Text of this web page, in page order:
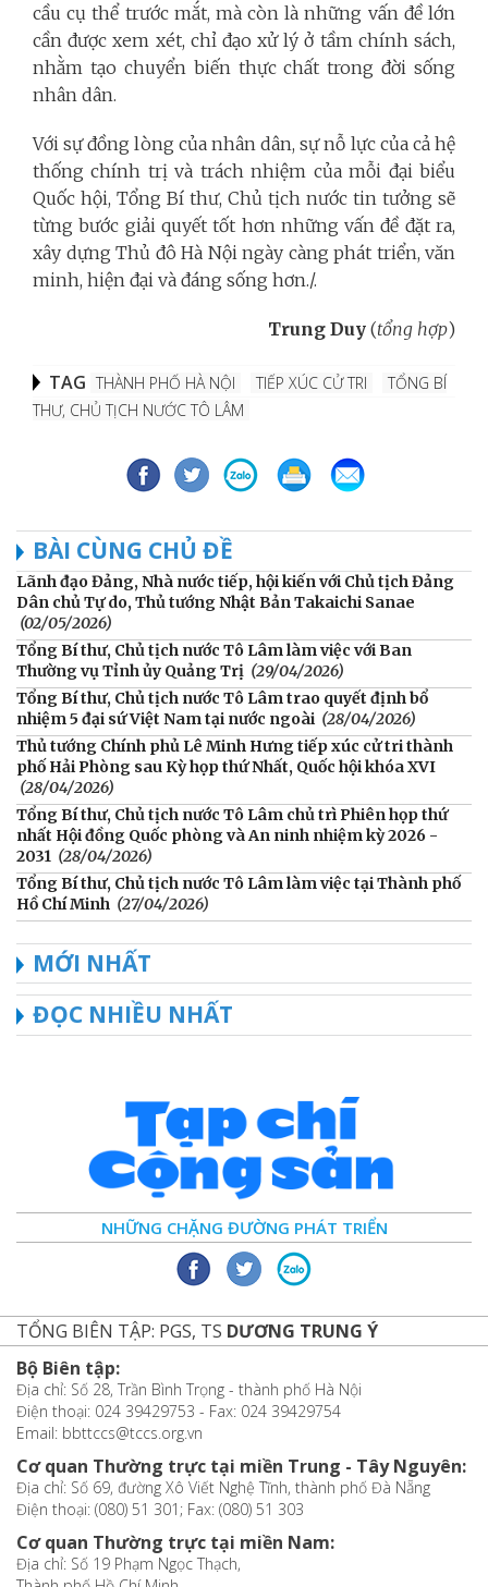
cầu cụ thể trước mắt, mà còn là những vấn đề lớn
cần được xem xét, chỉ đạo xử lý ở tầm chính sách,
nhằm tạo chuyển biến thực chất trong đời sống
nhân dân.
Với sự đồng lòng của nhân dân, sự nỗ lực của cả hệ
thống chính trị và trách nhiệm của mỗi đại biểu
Quốc hội, Tổng Bí thư, Chủ tịch nước tin tưởng sẽ
từng bước giải quyết tốt hơn những vấn đề đặt ra,
xây dựng Thủ đô Hà Nội ngày càng phát triển, văn
minh, hiện đại và đáng sống hơn./.
Trung Duy (tổng hợp)
TAG THÀNH PHỐ HÀ NỘI TIẾP XÚC CỬ TRI
TỔNG BÍ
THƯ, CHỦ TỊCH NƯỚC TÔ LÂM
BÀI CÙNG CHỦ ĐỀ
Lãnh đạo Đảng, Nhà nước tiếp, hội kiến với Chủ tịch Đảng
Dân chủ Tự do, Thủ tướng Nhật Bản Takaichi Sanae
(02/05/2026)
Tổng Bí thư, Chủ tịch nước Tô Lâm làm việc với Ban
Thường vụ Tỉnh ủy Quảng Trị (29/04/2026)
Tổng Bí thư, Chủ tịch nước Tô Lâm trao quyết định bổ
nhiệm 5 đại sứ Việt Nam tại nước ngoài (28/04/2026)
Thủ tướng Chính phủ Lê Minh Hưng tiếp xúc cử tri thành
phố Hải Phòng sau Kỳ họp thứ Nhất, Quốc hội khóa XVI
(28/04/2026)
Tổng Bí thư, Chủ tịch nước Tô Lâm chủ trì Phiên họp thứ
nhất Hội đồng Quốc phòng và An ninh nhiệm kỳ 2026 -
2031 (28/04/2026)
Tổng Bí thư, Chủ tịch nước Tô Lâm làm việc tại Thành phố
Hồ Chí Minh (27/04/2026)
MỚI NHẤT
ĐỌC NHIỀU NHẤT
NHỮNG CHẶNG ĐƯỜNG PHÁT TRIỂN
TỔNG BIÊN TẬP: PGS, TS DƯƠNG TRUNG Ý
Bộ Biên tập:
Địa chỉ: Số 28, Trần Bình Trọng - thành phố Hà Nội
Điện thoại: 024 39429753 - Fax: 024 39429754
Email: bbttccs@tccs.org.vn
Cơ quan Thường trực tại miền Trung - Tây Nguyên:
Địa chỉ: Số 69, đường Xô Viết Nghệ Tĩnh, thành phố Đà Nẵng
Điện thoại: (080) 51 301; Fax: (080) 51 303
Cơ quan Thường trực tại miền Nam:
Địa chỉ: Số 19 Phạm Ngọc Thạch,